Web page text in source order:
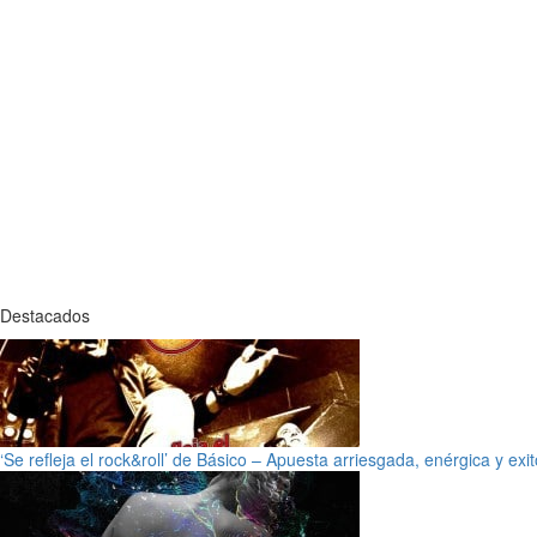
Destacados
‘Se refleja el rock&roll’ de Básico – Apuesta arriesgada, enérgica y